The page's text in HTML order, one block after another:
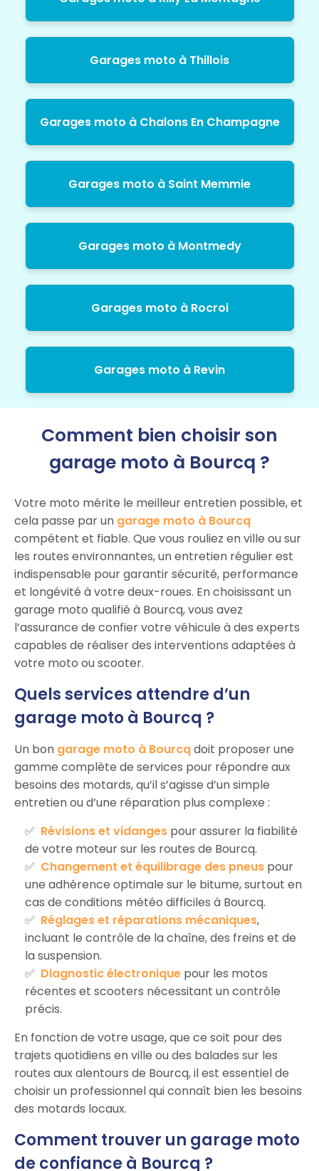
Garages moto à Thillois
Garages moto à Chalons En Champagne
Garages moto à Saint Memmie
Garages moto à Montmedy
Garages moto à Rocroi
Garages moto à Revin
Comment bien choisir son
garage moto à Bourcq ?
Votre moto mérite le meilleur entretien possible, et
cela passe par un garage moto à Bourcq
compétent et fiable. Que vous rouliez en ville ou sur
les routes environnantes, un entretien régulier est
indispensable pour garantir sécurité, performance
et longévité à votre deux-roues. En choisissant un
garage moto qualifié à Bourcq, vous avez
l’assurance de confier votre véhicule à des experts
capables de réaliser des interventions adaptées à
votre moto ou scooter.
Quels services attendre d’un
garage moto à Bourcq ?
Un bon garage moto à Bourcqdoit proposer une
gamme complète de services pour répondre aux
besoins des motards, qu’il s’agisse d’un simple
entretien ou d’une réparation plus complexe :
Révisions et vidanges pour assurer la fiabilité
de votre moteur sur les routes de Bourcq.
Changement et équilibrage des pneus pour
une adhérence optimale sur le bitume, surtout en
cas de conditions météo difficiles à Bourcq.
Réglages et réparations mécaniques,
incluant le contrôle de la chaîne, des freins et de
la suspension.
Diagnostic électronique pour les motos
récentes et scooters nécessitant un contrôle
précis.
En fonction de votre usage, que ce soit pour des
trajets quotidiens en ville ou des balades sur les
routes aux alentours de Bourcq, il est essentiel de
choisir un professionnel qui connaît bien les besoins
des motards locaux.
Comment trouver un garage moto
de confiance à Bourcq ?